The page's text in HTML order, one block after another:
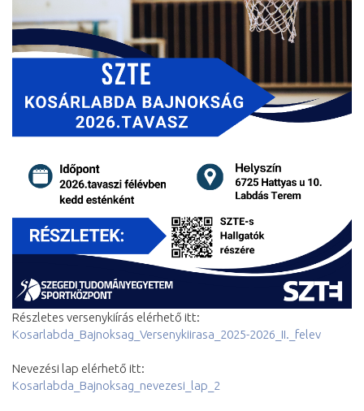
Részletes versenykiírás elérhető itt:
Kosarlabda_Bajnoksag_Versenykiirasa_2025-2026_II._felev
Nevezési lap elérhető itt:
Kosarlabda_Bajnoksag_nevezesi_lap_2